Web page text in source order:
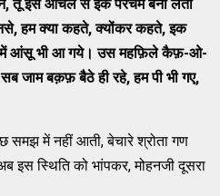
,तू इस आँचल से इक परचम बना लेती
,हम क्या कहते,क्योंकर कहते,इक
में आंसू भी आ गये। उस महफ़िले कैफ़-ओ-
जाम बक़फ़ बैठे ही रहे,हम पी भी गए,
समझ में नहीं आती, बेचारे श्रोता गण
स्थिति को भांपकर, मोहनजी दूसरा